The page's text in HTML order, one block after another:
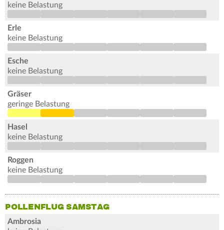
keine Belastung
Erle
keine Belastung
Esche
keine Belastung
Gräser
geringe Belastung
Hasel
keine Belastung
Roggen
keine Belastung
POLLENFLUG SAMSTAG
Ambrosia